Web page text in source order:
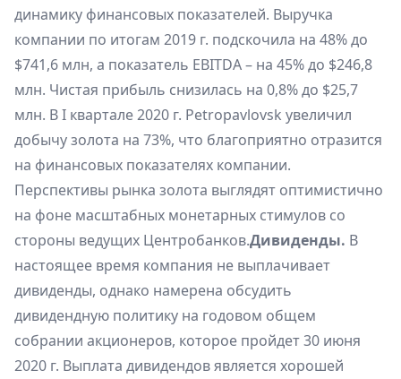
динамику финансовых показателей. Выручка
компании по итогам 2019 г. подскочила на 48% до
$741,6 млн, а показатель EBITDA – на 45% до $246,8
млн. Чистая прибыль снизилась на 0,8% до $25,7
млн. В I квартале 2020 г. Petropavlovsk увеличил
добычу золота на 73%, что благоприятно отразится
на финансовых показателях компании.
Перспективы рынка золота выглядят оптимистично
на фоне масштабных монетарных стимулов со
стороны ведущих Центробанков.Дивиденды. В
настоящее время компания не выплачивает
дивиденды, однако намерена обсудить
дивидендную политику на годовом общем
собрании акционеров, которое пройдет 30 июня
2020 г. Выплата дивидендов является хорошей